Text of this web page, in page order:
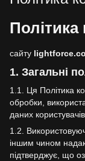
Політика
сайту
1. Загальні
1.1. Ця Політика
обробки,
даних
1.2.
іншим чином
підтверджує, що